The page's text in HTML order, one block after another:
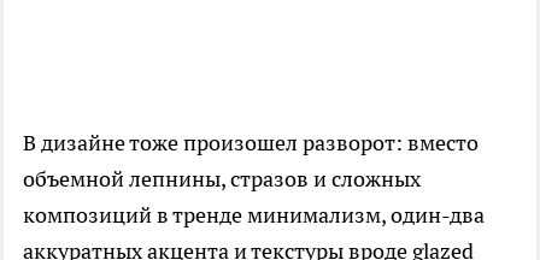
В дизайне тоже произошел разворот: вместо
объемной лепнины, стразов и сложных
композиций в тренде минимализм, один-два
аккуратных акцента и текстуры вроде glazed